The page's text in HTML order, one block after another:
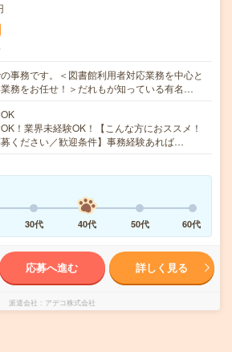
事務です。＜図書館利用者対応業務を中心と
務をお任せ！＞だれもが知っている有名…
！業界未経験OK！【こんな方におススメ！
ください／歓迎条件】事務経験あれば…
30代 40代 50代 60代
応募へ進む 詳しく見る
派遣会社 アデコ株式会社